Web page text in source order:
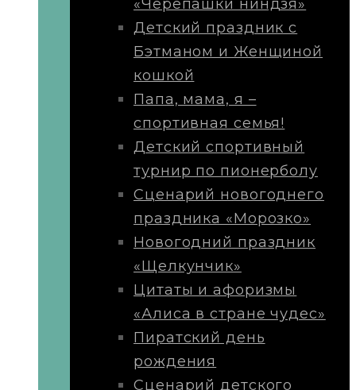
«Черепашки ниндзя»
Детский праздник с
Бэтманом и Женщиной
кошкой
Папа, мама, я –
спортивная семья!
Детский спортивный
турнир по пионерболу
Сценарий новогоднего
праздника «Морозко»
Новогодний праздник
«Щелкунчик»
Цитаты и афоризмы
«Алиса в стране чудес»
Пиратский день
рождения
Сценарий детского